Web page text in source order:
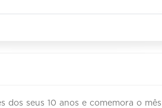
dos seus 10 anos e comemora o mês